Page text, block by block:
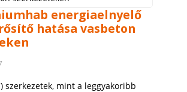
energiaelnyelő
hatása vasbeton
szerkezetek, mint a leggyakoribb